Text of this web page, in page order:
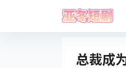
总裁成